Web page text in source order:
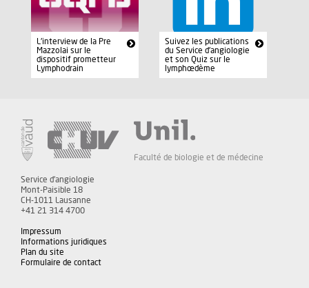
L'interview de la Pre
Mazzolai sur le
dispositif prometteur
Lymphodrain
Suivez les publications
du Service d'angiologie
et son Quiz sur le
lymphœdème
Faculté de biologie et de médecine
Service d'angiologie
Mont-Paisible 18
CH-1011 Lausanne
+41 21 314 4700
Impressum
Informations juridiques
Plan du site
Formulaire de contact